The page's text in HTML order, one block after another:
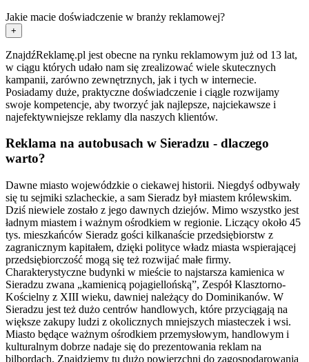
Jakie macie doświadczenie w branży reklamowej?
+
ZnajdźReklamę.pl jest obecne na rynku reklamowym już od 13 lat,
w ciągu których udało nam się zrealizować wiele skutecznych
kampanii, zarówno zewnętrznych, jak i tych w internecie.
Posiadamy duże, praktyczne doświadczenie i ciągle rozwijamy
swoje kompetencje, aby tworzyć jak najlepsze, najciekawsze i
najefektywniejsze reklamy dla naszych klientów.
Reklama na autobusach w Sieradzu - dlaczego
warto?
Dawne miasto wojewódzkie o ciekawej historii. Niegdyś odbywały
się tu sejmiki szlacheckie, a sam Sieradz był miastem królewskim.
Dziś niewiele zostało z jego dawnych dziejów. Mimo wszystko jest
ładnym miastem i ważnym ośrodkiem w regionie. Liczący około 45
tys. mieszkańców Sieradz gości kilkanaście przedsiębiorstw z
zagranicznym kapitałem, dzięki polityce władz miasta wspierającej
przedsiębiorczość mogą się też rozwijać małe firmy.
Charakterystyczne budynki w mieście to najstarsza kamienica w
Sieradzu zwana „kamienicą pojagiellońską”, Zespół Klasztorno-
Kościelny z XIII wieku, dawniej należący do Dominikanów. W
Sieradzu jest też dużo centrów handlowych, które przyciągają na
większe zakupy ludzi z okolicznych mniejszych miasteczek i wsi.
Miasto będące ważnym ośrodkiem przemysłowym, handlowym i
kulturalnym dobrze nadaje się do prezentowania reklam na
bilbordach. Znajdziemy tu dużo powierzchni do zagospodarowania